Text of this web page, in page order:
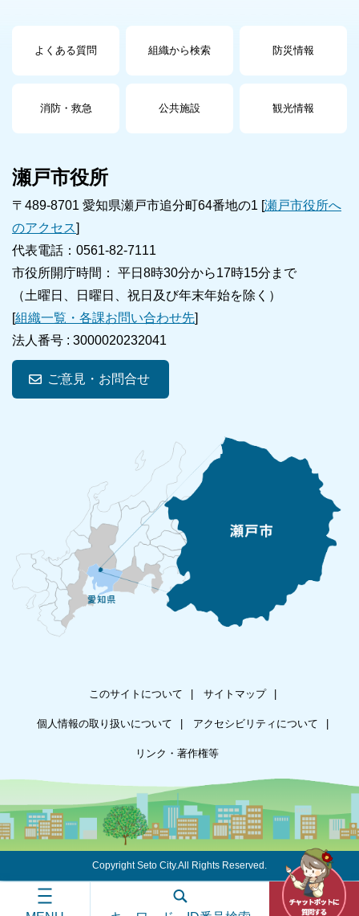
よくある質問 組織から検索 防災情報
消防・救急 公共施設 観光情報
瀬戸市役所
〒489-8701 愛知県瀬戸市追分町64番地の1 [瀬戸市役所へ
のアクセス]
代表電話：0561-82-7111
市役所開庁時間： 平日8時30分から17時15分まで
（土曜日、日曜日、祝日及び年末年始を除く）
[組織一覧・各課お問い合わせ先]
法人番号 : 3000020232041
ご意見・お問合せ
このサイトについて サイトマップ
個人情報の取り扱いについて アクセシビリティについて
リンク・著作権等
Copyright Seto City.All Rights Reserved.